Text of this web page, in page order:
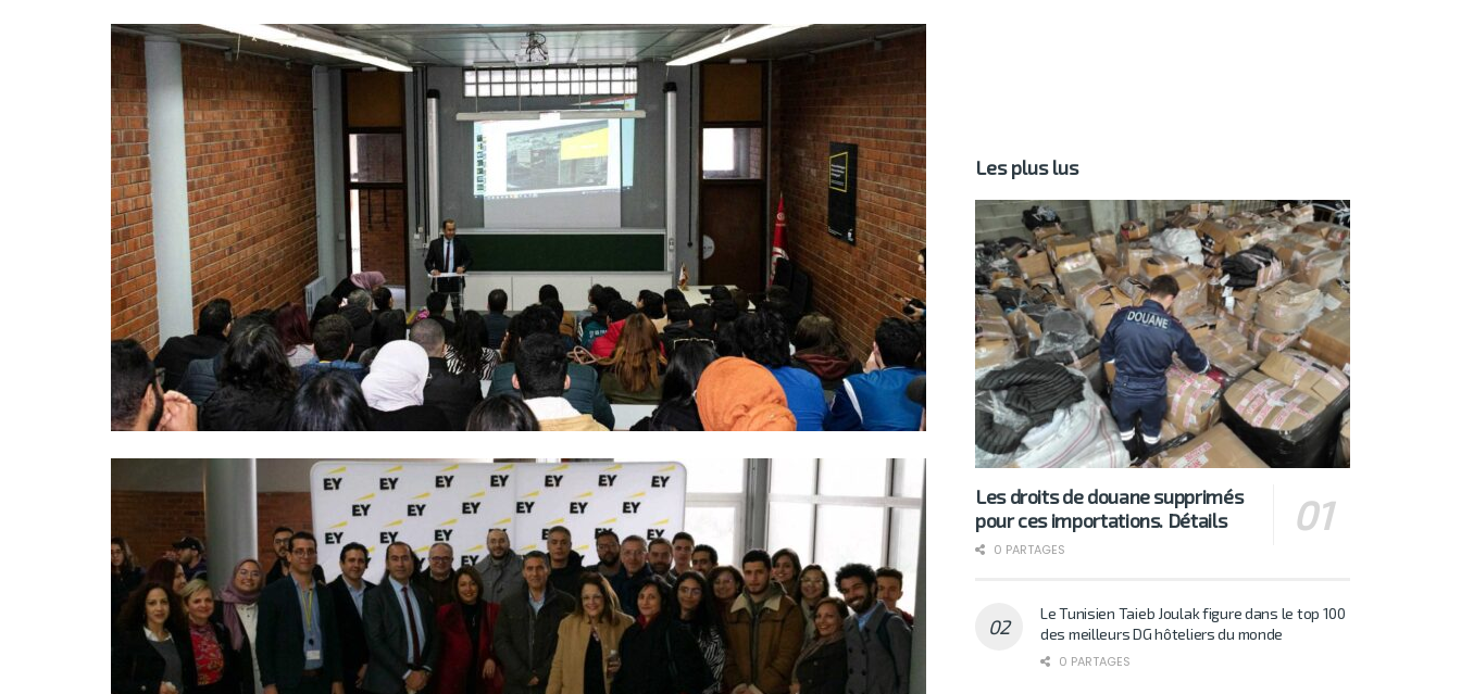
Les plus lus
Les droits de douane supprimés
pour ces importations. Détails
0 PARTAGES
Le Tunisien Taieb Joulak figure dans le top 100
des meilleurs DG hôteliers du monde
0 PARTAGES